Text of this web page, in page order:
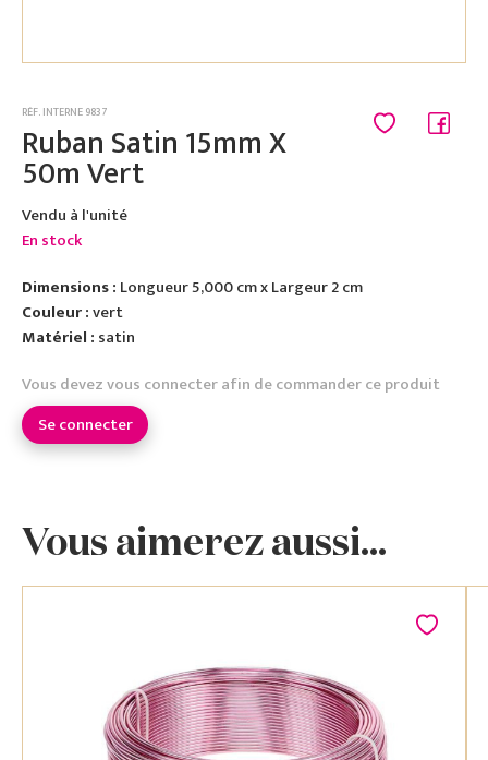
RÉF. INTERNE 9837
Ruban Satin 15mm X
50m Vert
Vendu à l'unité
En stock
Dimensions : Longueur 5,000 cm x Largeur 2 cm
Couleur :vert
Matériel : satin
Vous devez vous connecter afin de commander ce produit
Se connecter
Vous aimerez aussi...